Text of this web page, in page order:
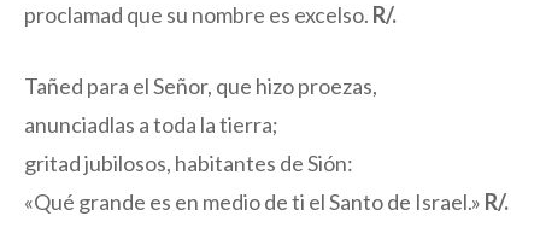
proclamad que su nombre es excelso. R/.
Tañed para el Señor, que hizo proezas,
anunciadlas a toda la tierra;
gritad jubilosos, habitantes de Sión:
«Qué grande es en medio de ti el Santo de Israel.» R/.